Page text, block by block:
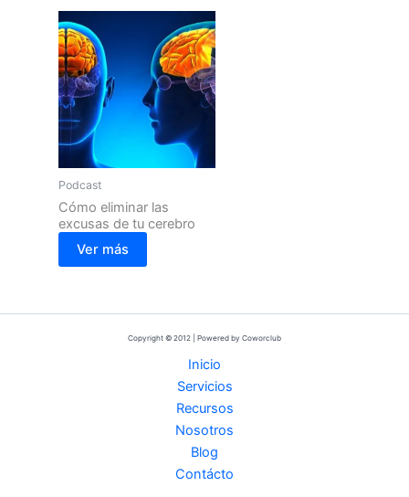
Podcast
Cómo eliminar las
excusas de tu cerebro
Ver más
Copyright © 2012 | Powered by Coworclub
Inicio
Servicios
Recursos
Nosotros
Blog
Contácto